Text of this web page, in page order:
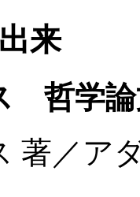
来
哲学論
著／ア